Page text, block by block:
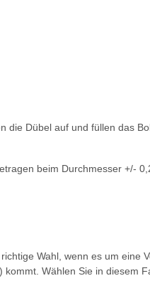
die Dübel auf und füllen das
beim Durchmesser +/-
Wahl, wenn es um eine
Wählen Sie in diesem